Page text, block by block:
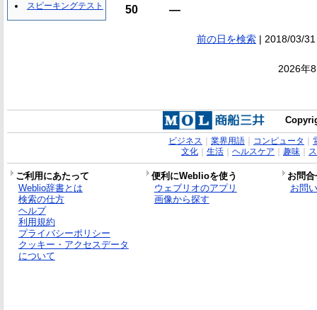
50
―
前の日を検索| 2018/03/
2026年
スピーキングテスト
ビジネス 業界用語｜ コンピュータ
文化｜ 生活｜ ヘルスケア 趣味｜
ご利用にあたって 便利にWeblioを使う
お問
Weblio辞書とは
検索の仕方
ヘルプ
利用規約
プライバシーポリシー
クッキー・アクセスデータ
について
ウェブリオのアプリ
画像から探す
お問